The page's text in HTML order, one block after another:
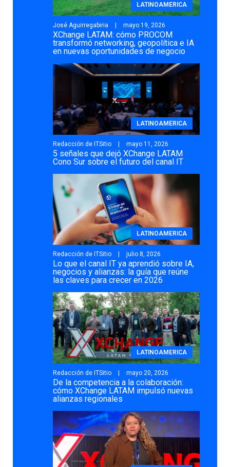
LATINOAMERICA
José Aguirregabiria mayo 19, 2026
XChange LATAM: cómo PROCOM
transformó networking, geopolítica e IA
en nuevas oportunidades de negocio
LATINOAMERICA
Redacción de ITSitio mayo 11, 2026
5 señales que dejó XChange LATAM
Cono Sur sobre el futuro del canal IT
LATINOAMERICA
Redacción de ITSitio julio 8, 2026
Lo que el canal IT ya aprendió sobre IA,
negocios y alianzas: la guía que reúne
las claves para crecer en 2026
LATINOAMERICA
Redacción de ITSitio mayo 20, 2026
De la competencia a la colaboración:
cómo XChange LATAM impulsó nuevas
alianzas regionales